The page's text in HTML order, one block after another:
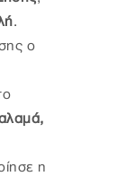
.
ο
η